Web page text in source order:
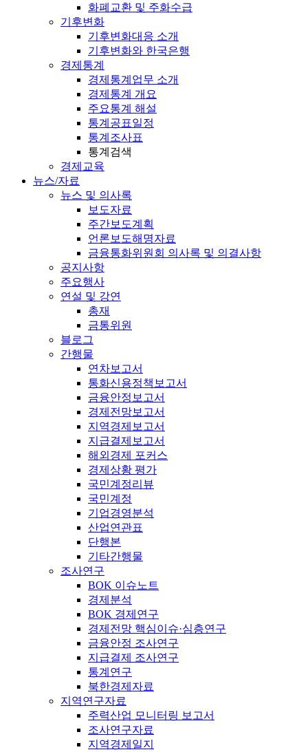
화폐교환 및 주화수급
기후변화
기후변화대응 소개
기후변화와 한국은행
경제통계
경제통계업무 소개
경제통계 개요
주요통계 해설
통계공표일정
통계조사표
통계검색
경제교육
뉴스/자료
뉴스 및 의사록
보도자료
주간보도계획
언론보도해명자료
금융통화위원회 의사록 및 의결사항
공지사항
주요행사
연설 및 강연
총재
금통위원
블로그
간행물
연차보고서
통화신용정책보고서
금융안정보고서
경제전망보고서
지역경제보고서
지급결제보고서
해외경제 포커스
경제상황 평가
국민계정리뷰
국민계정
기업경영분석
산업연관표
단행본
기타간행물
조사연구
BOK 이슈노트
경제분석
BOK 경제연구
경제전망 핵심이슈·심층연구
금융안정 조사연구
지급결제 조사연구
통계연구
북한경제자료
지역연구자료
주력산업 모니터링 보고서
조사연구자료
지역경제일지